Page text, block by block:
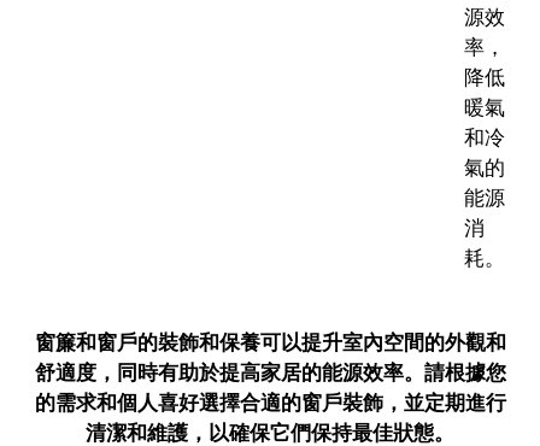
源效
率，
降低
暖氣
和冷
氣的
能源
消
耗。
窗簾和窗戶的裝飾和保養可以提升室內空間的外觀和
舒適度，同時有助於提高家居的能源效率。請根據您
的需求和個人喜好選擇合適的窗戶裝飾，並定期進行
清潔和維護，以確保它們保持最佳狀態。